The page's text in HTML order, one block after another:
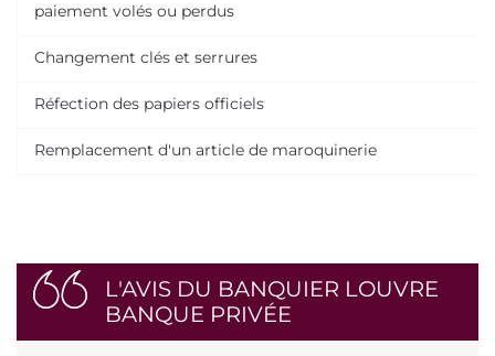
paiement volés ou perdus
Changement clés et serrures
Réfection des papiers officiels
Remplacement d'un article de maroquinerie
L'AVIS DU BANQUIER LOUVRE
BANQUE PRIVÉE